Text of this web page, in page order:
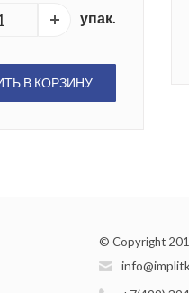
упак.
В КОРЗИНУ
© Copyright